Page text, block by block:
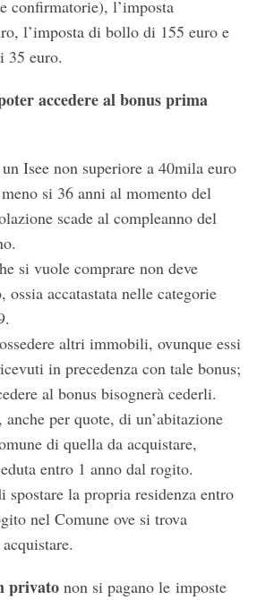
confirmatorie), l’imposta
l’imposta di bollo di 155 euro e
35 euro.
accedere al bonus prima
Isee non superiore a 40mila euro
si 36 anni al momento del
scade al compleanno del
si vuole comprare non deve
ossia accatastata nelle categorie
altri immobili, ovunque essi
in precedenza con tale bonus;
al bonus bisognerà cederli.
per quote, di un’abitazione
di quella da acquistare,
entro 1 anno dal rogito.
spostare la propria residenza entro
nel Comune ove si trova
privatonon si pagano le imposte